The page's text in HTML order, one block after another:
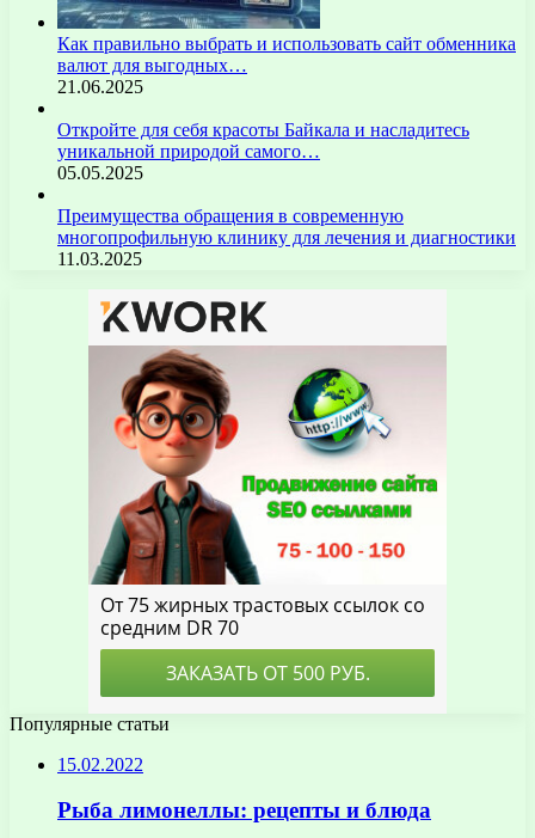
Как правильно выбрать и использовать сайт обменника
валют для выгодных…
21.06.2025
Откройте для себя красоты Байкала и насладитесь
уникальной природой самого…
05.05.2025
Преимущества обращения в современную
многопрофильную клинику для лечения и диагностики
11.03.2025
Популярные статьи
15.02.2022
Рыба лимонеллы: рецепты и блюда